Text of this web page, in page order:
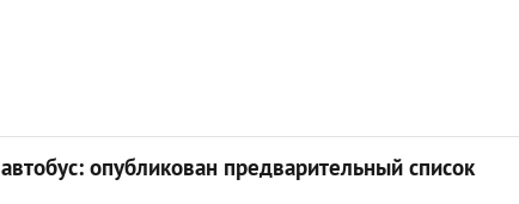
опубликован предварительный список